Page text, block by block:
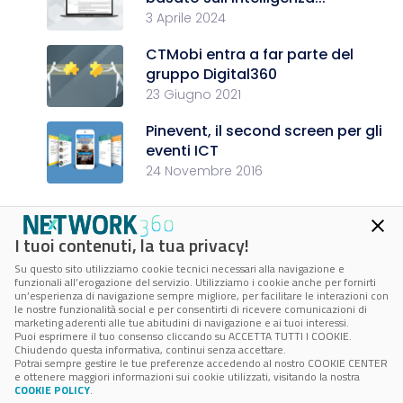
3 Aprile 2024
CTMobi entra a far parte del
gruppo Digital360
23 Giugno 2021
Pinevent, il second screen per gli
eventi ICT
24 Novembre 2016
CTMobi s.r.l.
P.IVA 05039070874
© 2026 CTMobi - Tutti i diritti riservati - Cookie policy-Cookie Center
I tuoi contenuti, la tua privacy!
Su questo sito utilizziamo cookie tecnici necessari alla navigazione e
funzionali all’erogazione del servizio. Utilizziamo i cookie anche per fornirti
un’esperienza di navigazione sempre migliore, per facilitare le interazioni con
le nostre funzionalità social e per consentirti di ricevere comunicazioni di
marketing aderenti alle tue abitudini di navigazione e ai tuoi interessi.
Puoi esprimere il tuo consenso cliccando su ACCETTA TUTTI I COOKIE.
Chiudendo questa informativa, continui senza accettare.
Potrai sempre gestire le tue preferenze accedendo al nostro COOKIE CENTER
e ottenere maggiori informazioni sui cookie utilizzati, visitando la nostra
COOKIE POLICY.